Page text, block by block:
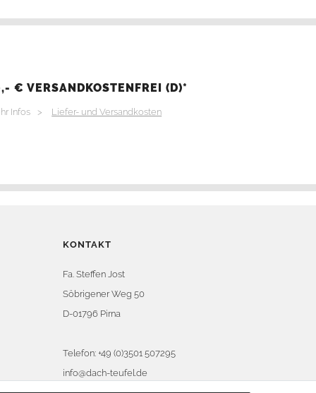
€ VERSANDKOSTENFREI (D)*
Infos > Liefer- und Versandkosten
KONTAKT
Fa. Steffen Jost
Söbrigener Weg 50
D-01796 Pirna
Telefon: +49 (0)3501 507295
info@dach-teufel.de